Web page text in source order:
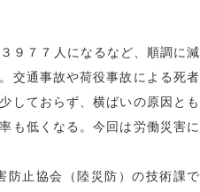
９７７人になるなど、順調に減
交通事故や荷役事故による死者
しておらず、横ばいの原因とも
も低くなる。今回は労働災害に
止協会（陸災防）の技術課で